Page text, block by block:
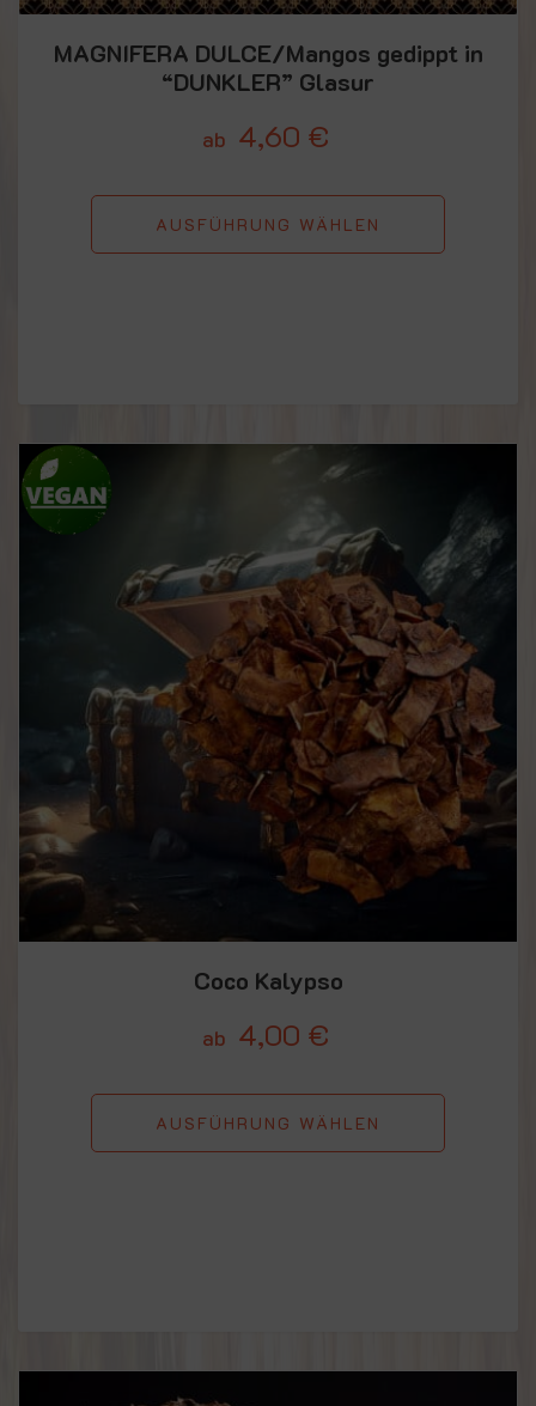
MAGNIFERA DULCE/Mangos gedippt in
“DUNKLER” Glasur
ab 4,60 €
AUSFÜHRUNG WÄHLEN
Coco Kalypso
ab 4,00 €
AUSFÜHRUNG WÄHLEN